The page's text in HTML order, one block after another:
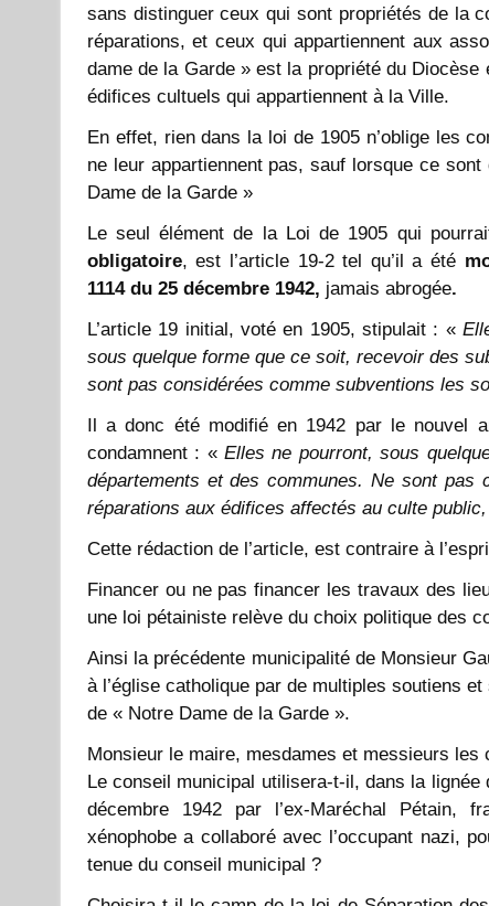
sans distinguer ceux qui sont propriétés de la
réparations, et ceux qui appartiennent aux
dame de la Garde » est la propriété du Diocèse
édifices cultuels qui appartiennent à la Ville.
En effet, rien dans la loi de 1905 n’oblige les
ne leur appartiennent pas, sauf lorsque ce
Dame de la Garde »
Le seul élément de la Loi de 1905 qui
obligatoire, est l’article 19-2 tel qu’il a été
1114 du 25 décembre 1942, jamais abrogée.
L’article 19 initial, voté en 1905, stipulait : «
sous quelque forme que ce soit, recevoir des
sont pas considérées comme subventions les
Il a donc été modifié en 1942 par le nouvel
condamnent : «Elles ne pourront, sous
départements et des communes. Ne sont pas
réparations aux édifices affectés au culte
Cette rédaction de l’article, est contraire à
Financer ou ne pas financer les travaux des
une loi pétainiste relève du choix politique des
Ainsi la précédente municipalité de Monsieur
à l’église catholique par de multiples soutiens
de « Notre Dame de la Garde ».
Monsieur le maire, mesdames et messieurs les
Le conseil municipal utilisera-t-il, dans la
décembre 1942 par l’ex-Maréchal Pétain,
xénophobe a collaboré avec l’occupant nazi,
tenue du conseil municipal ?